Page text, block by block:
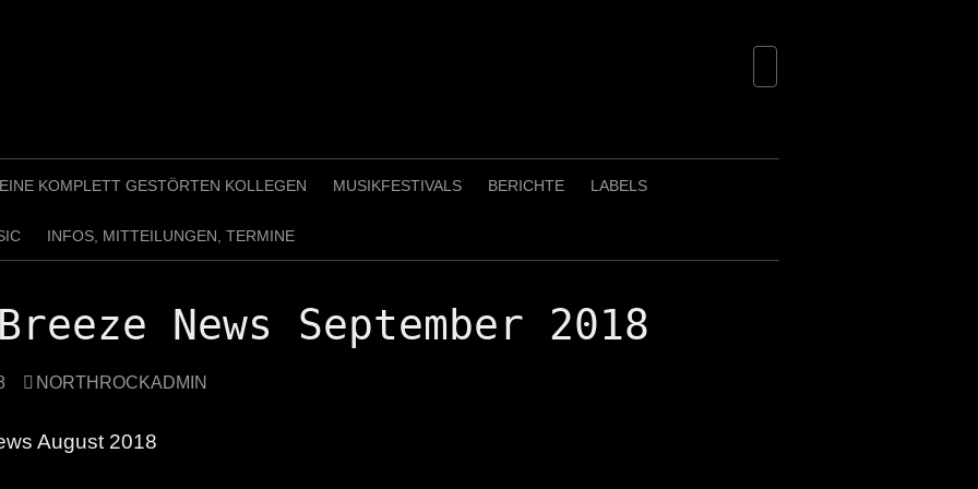
KOMPLETT GESTÖRTEN KOLLEGEN MUSIKFESTIVALS BERICHTE LABELS
INFOS, MITTEILUNGEN, TERMINE
News September 2018
NORTHROCKADMIN
August 2018